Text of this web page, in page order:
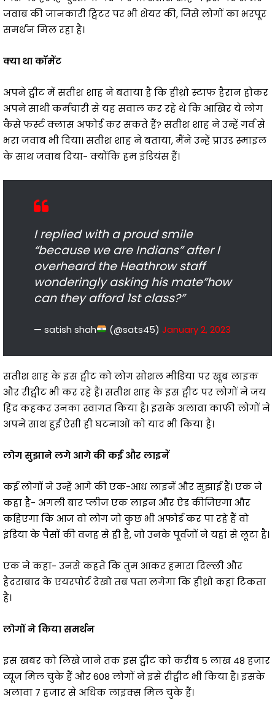
जवाब की जानकारी ट्विटर पर भी शेयर की, जिसे लोगों का भरपूर
समर्थन मिल रहा है।
क्या था कॉमेंट
अपने ट्वीट में सतीश शाह ने बताया है कि हीथ्रो स्टाफ हैरान होकर
अपने साथी कर्मचारी से यह सवाल कर रहे थे कि आखिर ये लोग
कैसे फर्स्ट क्लास अफोर्ड कर सकते हैं? सतीश शाह ने उन्हें गर्व से
भरा जवाब भी दिया। सतीश शाह ने बताया, मैंने उन्हें प्राउड स्माइल
के साथ जवाब दिया- क्योंकि हम इंडियंस हैं।
I replied with a proud smile
“because we are Indians” after I
overheard the Heathrow staff
wonderingly asking his mate”how
can they afford 1st class?”
— satish shah (@sats45)January 2, 2023
सतीश शाह के इस ट्वीट को लोग सोशल मीडिया पर खूब लाइक
और रीट्वीट भी कर रहे हैं। सतीश शाह के इस ट्वीट पर लोगों ने जय
हिंद कहकर उनका स्वागत किया है। इसके अलावा काफी लोगों ने
अपने साथ हुई ऐसी ही घटनाओं को याद भी किया है।
लोग सुझाने लगे आगे की कई और लाइनें
कई लोगों ने उन्हें आगे की एक-आध लाइनें और सुझाई हैं। एक ने
कहा है- अगली बार प्लीज एक लाइन और ऐड कीजिएगा और
कहिएगा कि आज वो लोग जो कुछ भी अफोर्ड कर पा रहे हैं वो
इंडिया के पैसों की वजह से ही है, जो उनके पूर्वजों ने यहां से लूटा है।
एक ने कहा- उनसे कहते कि तुम आकर हमारा दिल्ली और
हैदराबाद के एयरपोर्ट देखो तब पता लगेगा कि हीथ्रो कहां टिकता
है।
लोगों ने किया समर्थन
इस खबर को लिखे जाने तक इस ट्वीट को करीब 5 लाख 48 हजार
व्यूज़ मिल चुके हैं और 608 लोगों ने इसे रीट्वीट भी किया है। इसके
अलावा 7 हजार से अधिक लाइक्स मिल चुके हैं।